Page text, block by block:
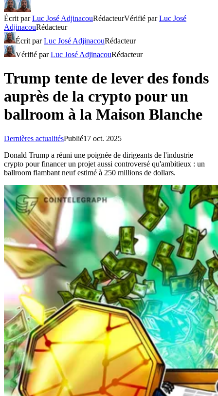
Écrit parLuc José AdjinacouRédacteurVérifié parLuc José
AdjinacouRédacteur
Écrit parLuc José AdjinacouRédacteur
Vérifié parLuc José AdjinacouRédacteur
Trump tente de lever des fonds
auprès de la crypto pour un
ballroom à la Maison Blanche
Dernières actualitésPublié17 oct. 2025
Donald Trump a réuni une poignée de dirigeants de l'industrie
crypto pour financer un projet aussi controversé qu'ambitieux : un
ballroom flambant neuf estimé à 250 millions de dollars.